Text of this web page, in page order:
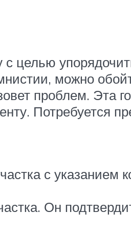
с целью
можно
проблем. Эта
Потребуется
с указанием
Он